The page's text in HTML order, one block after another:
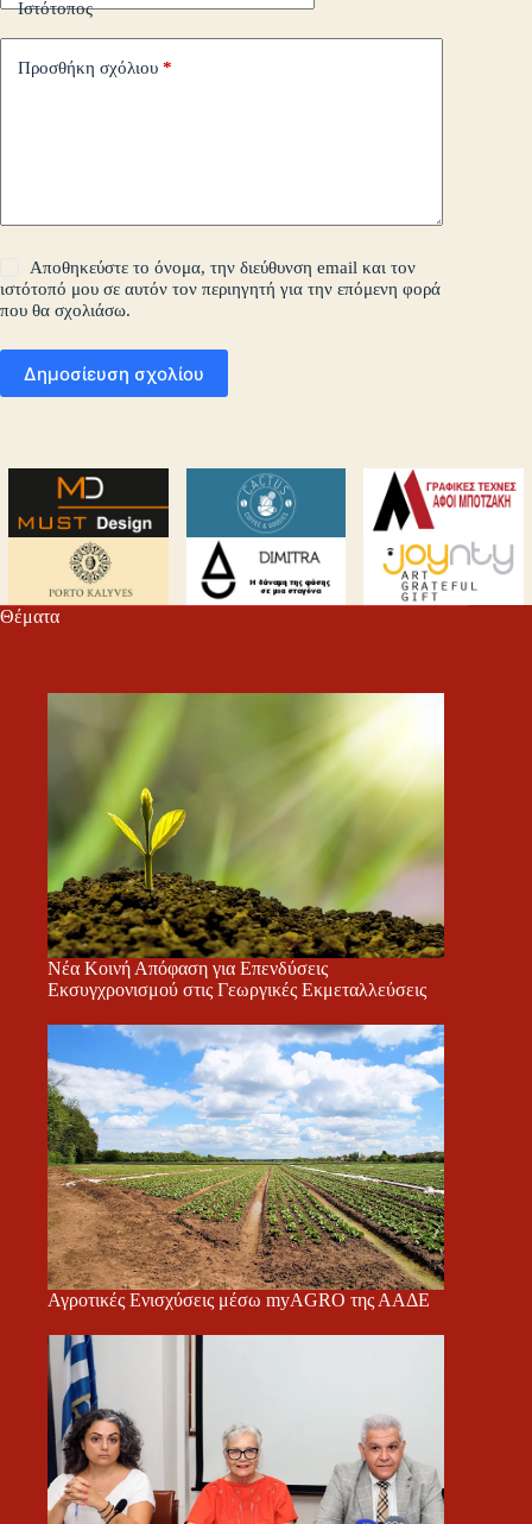
Ιστότοπος
Προσθήκη σχόλιου *
Αποθηκεύστε το όνομα, την διεύθυνση email και τον
ιστότοπό μου σε αυτόν τον περιηγητή για την επόμενη φορά
που θα σχολιάσω.
Δημοσίευση σχολίου
Θέματα
Νέα Κοινή Απόφαση για Επενδύσεις
Εκσυγχρονισμού στις Γεωργικές Εκμεταλλεύσεις
Αγροτικές Ενισχύσεις μέσω myAGRO της ΑΑΔΕ